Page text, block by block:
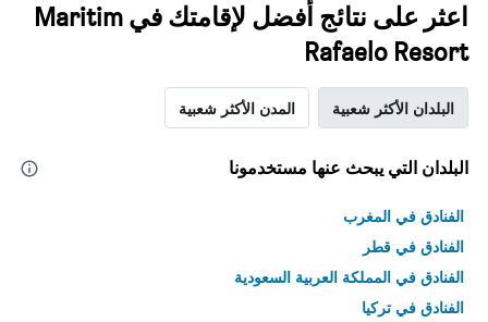
اعثر على نتائج أفضل لإقامتك في Maritim
Rafaelo Resort
البلدان الأكثر شعبية المدن الأكثر شعبية
البلدان التي يبحث عنها مستخدمونا
الفنادق في المغرب
الفنادق في قطر
الفنادق في المملكة العربية السعودية
الفنادق في تركيا